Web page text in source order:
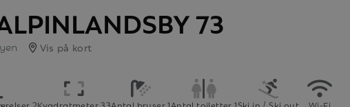
73
Vis på kort
2Kvadratmeter 33Antal bruser 1Antal toiletter 1Ski in / Ski out Wi-Fi